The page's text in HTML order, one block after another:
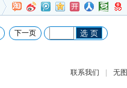
下一页 选 页
联系我们 | 无